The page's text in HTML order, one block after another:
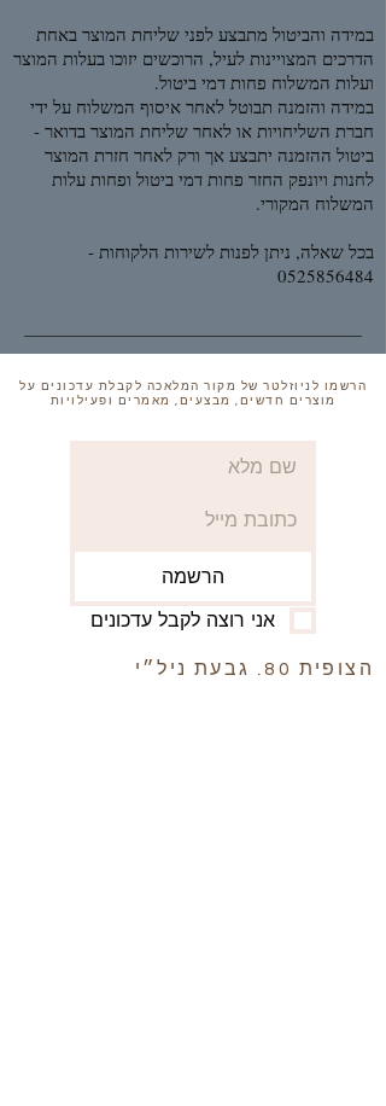
במידה והביטול מתבצע לפני שליחת המוצר באחת
הדרכים המצויינות לעיל, הרוכשים יזוכו בעלות המוצר
ועלות המשלוח פחות דמי ביטול.
במידה והזמנה תבוטל לאחר איסוף המשלוח על ידי
חברת השליחויות או לאחר שליחת המוצר בדואר -
ביטול ההזמנה יתבצע אך ורק לאחר חזרת המוצר
לחנות ויונפק החזר פחות דמי ביטול ופחות עלות
המשלוח המקורי.
בכל שאלה, ניתן לפנות לשירות הלקוחות -
0525856484
הרשמו לניוזלטר של מקור המלאכה לקבלת עדכונים על
מוצרים חדשים, מבצעים, מאמרים ופעילויות
הרשמה
אני רוצה לקבל עדכונים
הצופית 80, גבעת ניל״י